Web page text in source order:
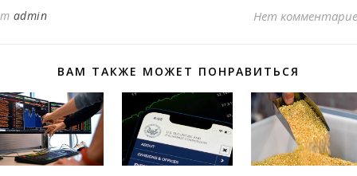
admin Нет
ВАМ ТАКЖЕ МОЖЕТ ПОНРАВИТЬСЯ